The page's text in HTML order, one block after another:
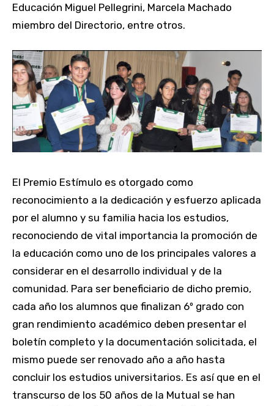
Educación Miguel Pellegrini, Marcela Machado
miembro del Directorio, entre otros.
El Premio Estímulo es otorgado como
reconocimiento a la dedicación y esfuerzo aplicada
por el alumno y su familia hacia los estudios,
reconociendo de vital importancia la promoción de
la educación como uno de los principales valores a
considerar en el desarrollo individual y de la
comunidad. Para ser beneficiario de dicho premio,
cada año los alumnos que finalizan 6º grado con
gran rendimiento académico deben presentar el
boletín completo y la documentación solicitada, el
mismo puede ser renovado año a año hasta
concluir los estudios universitarios. Es así que en el
transcurso de los 50 años de la Mutual se han